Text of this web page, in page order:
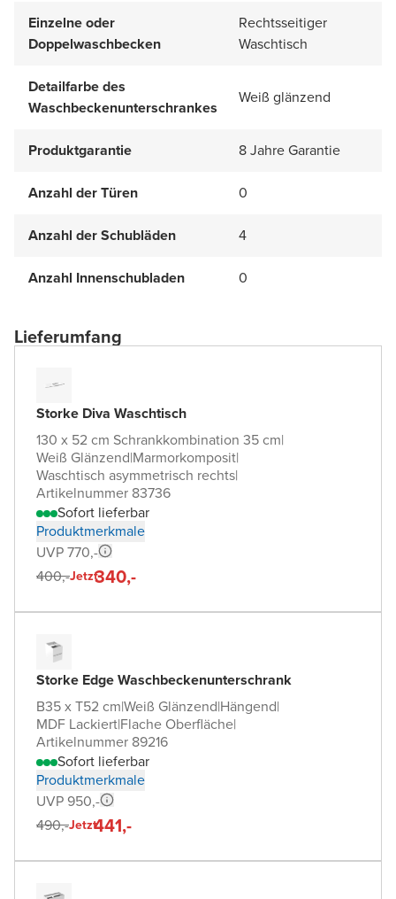
Einzelne oder
Doppelwaschbecken
Rechtsseitiger
Waschtisch
Detailfarbe des
Waschbeckenunterschrankes
Weiß glänzend
Produktgarantie 8 Jahre Garantie
Anzahl der Türen 0
Anzahl der Schubläden 4
Anzahl Innenschubladen 0
Lieferumfang
Storke Diva Waschtisch
130 x 52 cm Schrankkombination 35 cm|
Weiß Glänzend|Marmorkomposit|
Waschtisch asymmetrisch rechts|
Artikelnummer 83736
Sofort lieferbar
Produktmerkmale
UVP 770,-
400,-Jetzt340,-
Storke Edge Waschbeckenunterschrank
B35 x T52 cm|Weiß Glänzend|Hängend|
MDF Lackiert|Flache Oberfläche|
Artikelnummer 89216
Sofort lieferbar
Produktmerkmale
UVP 950,-
490,-Jetzt441,-